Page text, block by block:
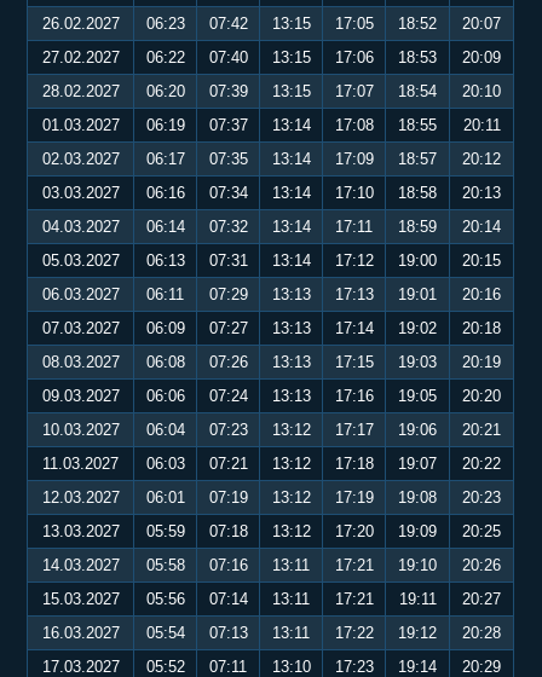
26.02.2027
06:23 07:42 13:15 17:05 18:52
20:07
27.02.2027
06:22 07:40 13:15 17:06 18:53
20:09
28.02.2027
06:20 07:39 13:15 17:07 18:54
20:10
01.03.2027
06:19 07:37 13:14 17:08 18:55
20:11
02.03.2027
06:17 07:35 13:14 17:09 18:57
20:12
03.03.2027
06:16 07:34 13:14 17:10 18:58
20:13
04.03.2027
06:14 07:32 13:14 17:11 18:59
20:14
05.03.2027
06:13 07:31 13:14 17:12 19:00
20:15
06.03.2027
06:11 07:29 13:13 17:13 19:01
20:16
07.03.2027
06:09 07:27 13:13 17:14 19:02
20:18
08.03.2027
06:08 07:26 13:13 17:15 19:03
20:19
09.03.2027
06:06 07:24 13:13 17:16 19:05
20:20
10.03.2027
06:04 07:23 13:12 17:17 19:06
20:21
11.03.2027
06:03 07:21 13:12 17:18 19:07
20:22
12.03.2027
06:01 07:19 13:12 17:19 19:08
20:23
13.03.2027
05:59 07:18 13:12 17:20 19:09
20:25
14.03.2027
05:58 07:16 13:11 17:21 19:10
20:26
15.03.2027
05:56 07:14 13:11 17:21 19:11
20:27
16.03.2027
05:54 07:13 13:11 17:22 19:12
20:28
17.03.2027
05:52 07:11 13:10 17:23 19:14
20:29